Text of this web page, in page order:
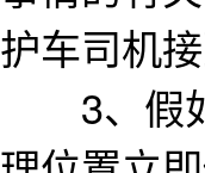
护车司机
3、假如